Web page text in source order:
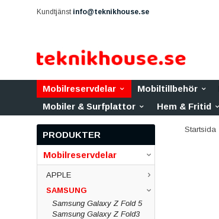
Kundtjänst info@teknikhouse.se
Mobilreservdelar Mobiltillbehör
Mobiler & Surfplattor
Hem & Fritid
PRODUKTER
Mobilreservdelar
APPLE
SAMSUNG
Samsung Galaxy Z Fold 5
Samsung Galaxy Z Fold3
Startsida